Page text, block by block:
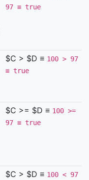
97 ≡ true
$C > $D ≡ 100 > 97
≡ true
$C >= $D ≡ 100 >=
97 ≡ true
$C > $D ≡ 100 < 97